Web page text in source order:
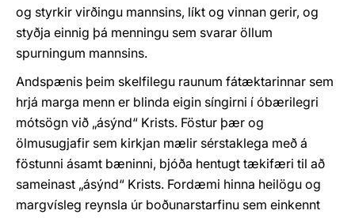
og styrkir virðingu mannsins, líkt og vinnan gerir, og
styðja einnig þá menningu sem svarar öllum
spurningum mannsins.
Andspænis þeim skelfilegu raunum fátæktarinnar sem
hrjá marga menn er blinda eigin síngirni í óbærilegri
mótsögn við „ásýnd“ Krists. Föstur þær og
ölmusugjafir sem kirkjan mælir sérstaklega með á
föstunni ásamt bæninni, bjóða hentugt tækifæri til að
sameinast „ásýnd“ Krists. Fordæmi hinna heilögu og
margvísleg reynsla úr boðunarstarfinu sem einkennt